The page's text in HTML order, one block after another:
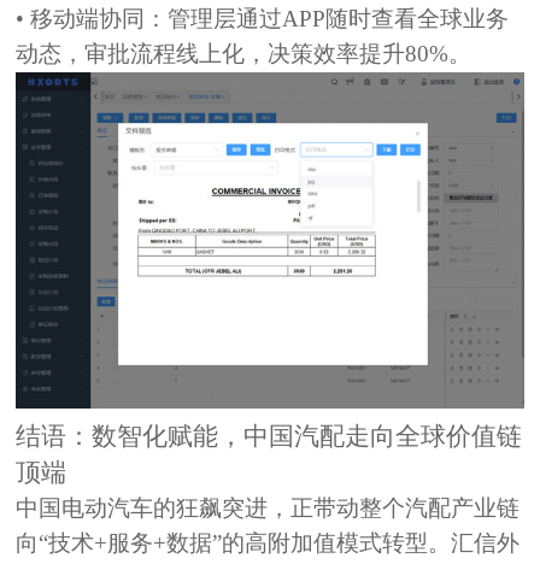
• 移动端协同：管理层通过APP随时查看全球业务
动态，审批流程线上化，决策效率提升80%。
结语：数智化赋能，中国汽配走向全球价值链
顶端
中国电动汽车的狂飙突进，正带动整个汽配产业链
向“技术+服务+数据”的高附加值模式转型。汇信外